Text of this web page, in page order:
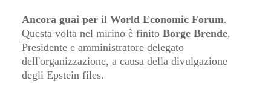
Ancora guai per il World Economic Forum.
Questa volta nel mirino è finito Borge Brende,
Presidente e amministratore delegato
dell'organizzazione, a causa della divulgazione
degli Epstein files.